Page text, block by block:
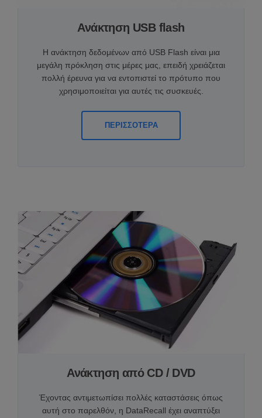
Ανάκτηση USB flash
Η ανάκτηση δεδομένων από USB Flash είναι μια
μεγάλη πρόκληση στις μέρες μας, επειδή χρειάζεται
πολλή έρευνα για να εντοπιστεί το πρότυπο που
χρησιμοποιείται για αυτές τις συσκευές.
ΠΕΡΙΣΣΟΤΕΡΑ
Ανάκτηση από CD / DVD
Έχοντας αντιμετωπίσει πολλές καταστάσεις όπως
αυτή στο παρελθόν, η DataRecall έχει αναπτύξει